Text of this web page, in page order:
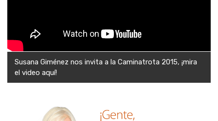
Susana Giménez nos invita a la Caminatrota 2015, ¡mira
el video aquí!